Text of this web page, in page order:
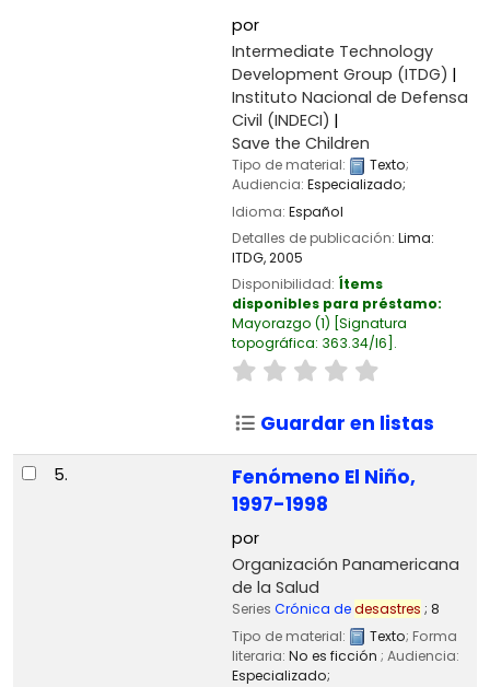
por
Intermediate Technology
Development Group (ITDG)
Instituto Nacional de Defensa
Civil (INDECI)
Save the Children
Tipo de material: Texto;
Audiencia: Especializado;
Idioma: Español
Detalles de publicación: Lima:
ITDG,2005
Disponibilidad: Ítems
disponibles para préstamo:
Mayorazgo (1) Signatura
topográfica: 363.34/I6 .
Guardar en listas
5.
Fenómeno El Niño,
1997-1998
por
Organización Panamericana
de la Salud
Series Crónica dedesastres ; 8
Tipo de material:
Texto; Forma
literaria: No es ficción ; Audiencia:
Especializado;